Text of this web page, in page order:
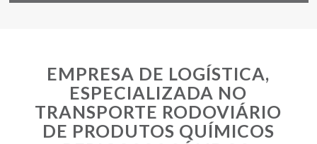
EMPRESA DE LOGÍSTICA,
ESPECIALIZADA NO
TRANSPORTE RODOVIÁRIO
DE PRODUTOS QUÍMICOS